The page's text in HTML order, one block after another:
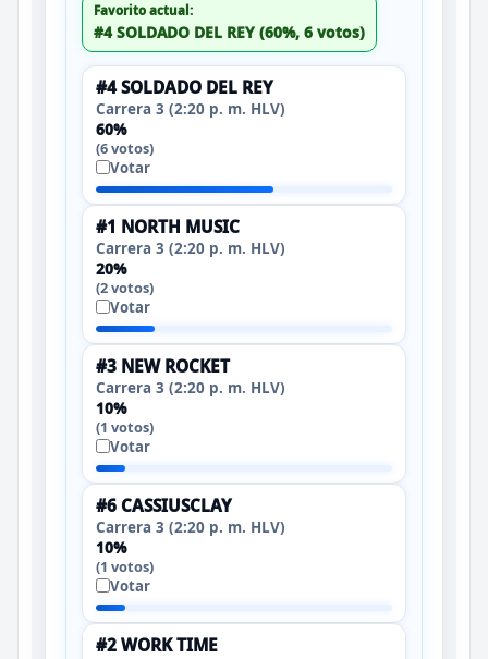
Favorito actual:
#4 SOLDADO DEL REY (60%, 6 votos)
#4 SOLDADO DEL REY
Carrera 3 (2:20 p. m. HLV)
60%
(6 votos)
Votar
#1 NORTH MUSIC
Carrera 3 (2:20 p. m. HLV)
20%
(2 votos)
Votar
#3 NEW ROCKET
Carrera 3 (2:20 p. m. HLV)
10%
(1 votos)
Votar
#6 CASSIUSCLAY
Carrera 3 (2:20 p. m. HLV)
10%
(1 votos)
Votar
#2 WORK TIME